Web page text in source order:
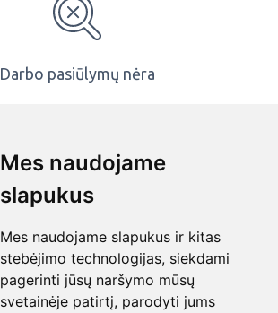
Mes naudojame
slapukus
Mes naudojame slapukus ir kitas
stebėjimo technologijas, siekdami
pagerinti jūsų naršymo mūsų
svetainėje patirtį, parodyti jums
Darbo pasiūlymų nėra